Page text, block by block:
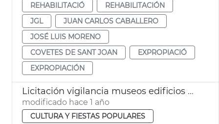
REHABILITACIÓ
REHABILITACIÓN
JGL
JUAN CARLOS CABALLERO
JOSÉ LUIS MORENO
COVETES DE SANT JOAN
EXPROPIACIÓ
EXPROPIACIÓN
Licitación vigilancia museos edificios históricos municipales València
modificado hace 1 año
CULTURA Y FIESTAS POPULARES